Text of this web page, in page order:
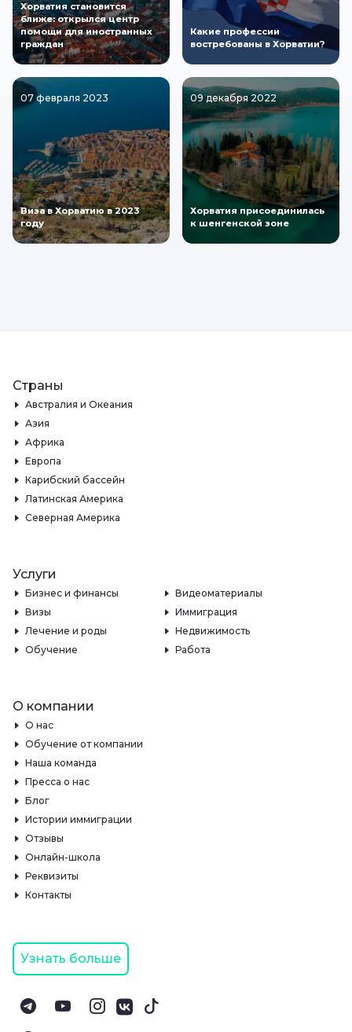
Хорватия становится
ближе: открылся центр
помощи для иностранных
граждан
Какие профессии
востребованы в Хорватии?
07 февраля 2023
Виза в Хорватию в 2023
году
09 декабря 2022
Хорватия присоединилась
к шенгенской зоне
Страны
Австралия и Океания
Азия
Африка
Европа
Карибский бассейн
Латинская Америка
Северная Америка
Услуги
Бизнес и финансы
Видеоматериалы
Визы
Иммиграция
Лечение и роды
Недвижимость
Обучение
Работа
О компании
О нас
Обучение от компании
Наша команда
Пресса о нас
Блог
Истории иммиграции
Отзывы
Онлайн-школа
Реквизиты
Контакты
Узнать больше